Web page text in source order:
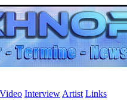
Video Interview Artist Links